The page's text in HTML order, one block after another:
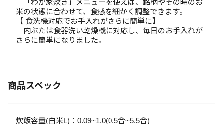
「わが家炊き」メニューを使えば、銘柄やその時のお
米の状態に合わせて、食感を細かく調整できます。
【 食洗機対応でお手入れがさらに簡単に】
内ぶたは食器洗い乾燥機に対応し、毎日のお手入れが
さらに簡単になりました。
商品スペック
炊飯容量(白米L)：0.09~1.0(0.5合~5.5合)